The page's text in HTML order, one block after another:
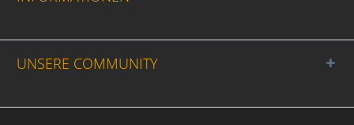
UNSERE COMMUNITY